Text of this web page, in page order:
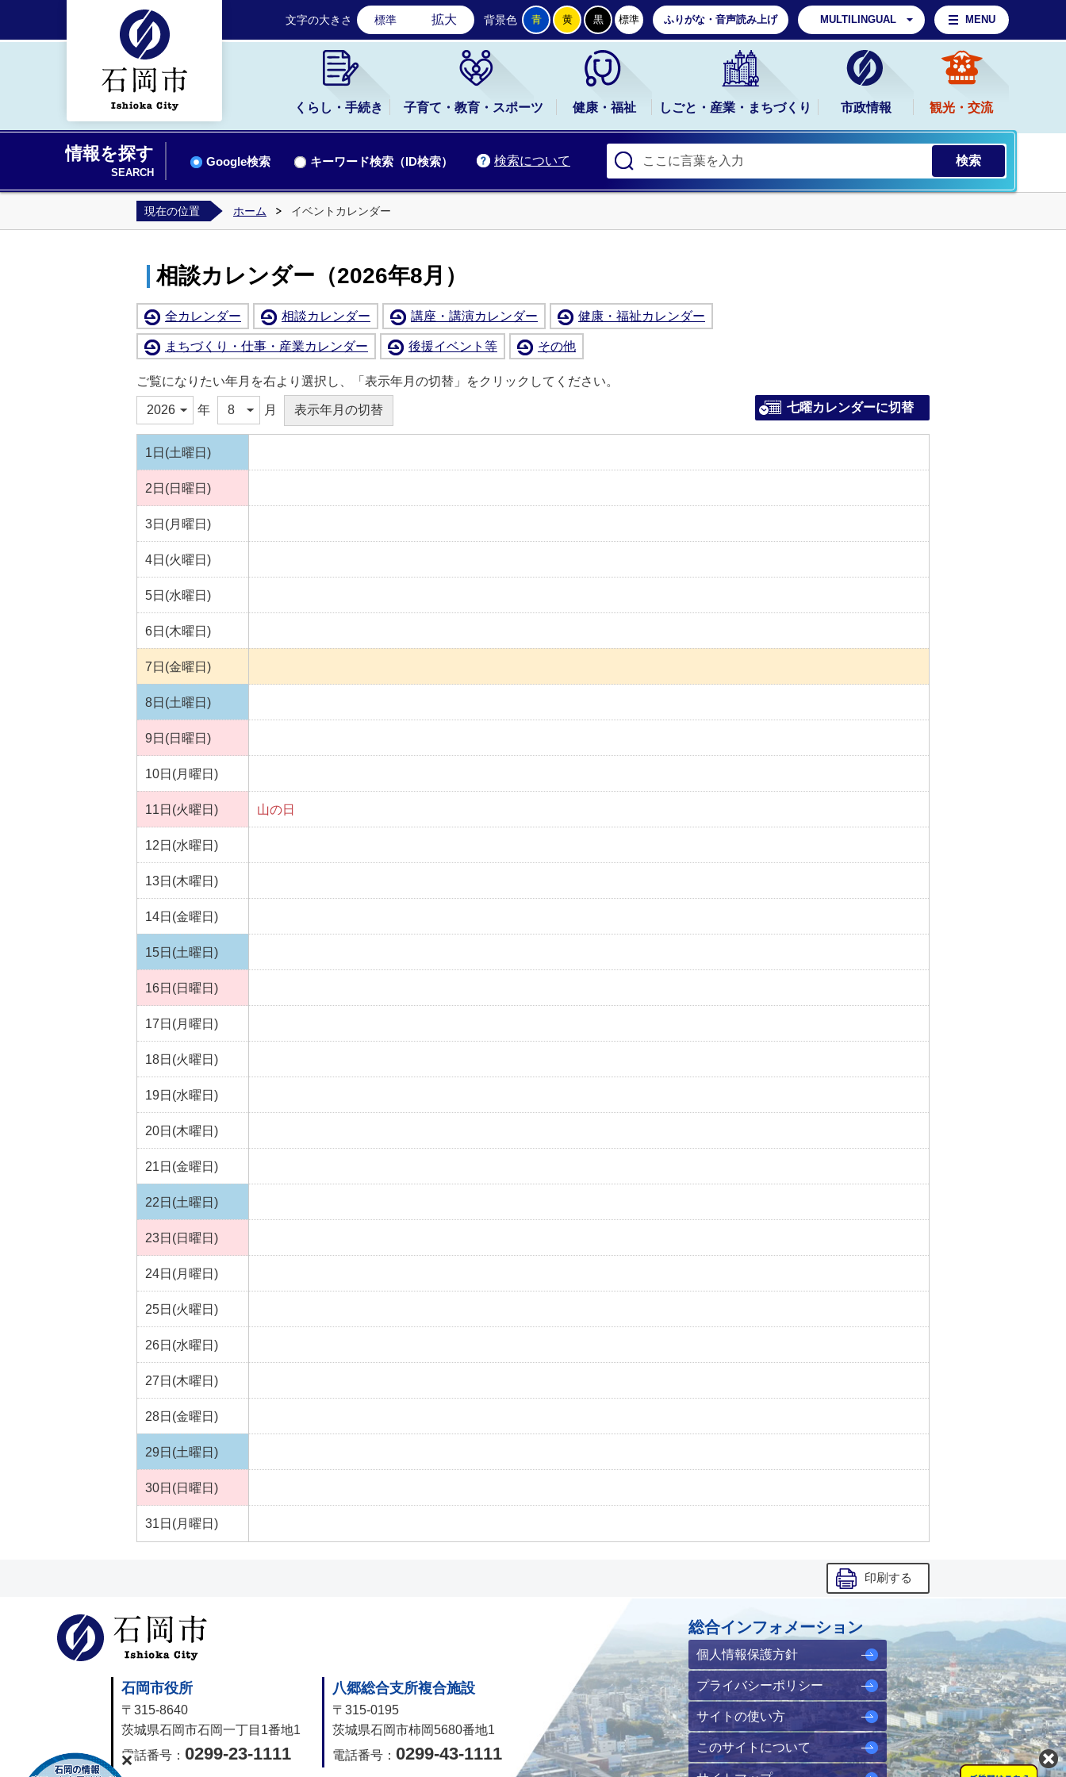
石岡市公式ホームページ
文字の大きさ 標準 拡大 背景色 青 黄 黒 標準 ふりがな・音声読み上げ MULTILINGUAL MENU
くらし・手続き 子育て・教育・スポーツ 健康・福祉 しごと・産業・まちづくり 市政情報 観光・交流
情報を探す
SEARCH
検索について
Google検索 キーワード検索（ID検索）
現在の位置 ホーム イベントカレンダー
相談カレンダー（2026年8月）
全カレンダー 相談カレンダー 講座・講演カレンダー 健康・福祉カレンダー
まちづくり・仕事・産業カレンダー 後援イベント等 その他
ご覧になりたい年月を右より選択し、「表示年月の切替」をクリックしてください。
年 月
1日(土曜日)
2日(日曜日)
3日(月曜日)
4日(火曜日)
5日(水曜日)
6日(木曜日)
7日(金曜日)
8日(土曜日)
9日(日曜日)
10日(月曜日)
11日(火曜日) 山の日
12日(水曜日)
13日(木曜日)
14日(金曜日)
15日(土曜日)
16日(日曜日)
17日(月曜日)
18日(火曜日)
19日(水曜日)
20日(木曜日)
21日(金曜日)
22日(土曜日)
23日(日曜日)
24日(月曜日)
25日(火曜日)
26日(水曜日)
27日(木曜日)
28日(金曜日)
29日(土曜日)
30日(日曜日)
31日(月曜日)
印刷する
石岡市役所
〒315-8640
茨城県石岡市石岡一丁目1番地1
電話番号： 0299-23-1111
八郷総合支所複合施設
〒315-0195
茨城県石岡市柿岡5680番地1
電話番号： 0299-43-1111
総合インフォメーション
個人情報保護方針
プライバシーポリシー
サイトの使い方
このサイトについて